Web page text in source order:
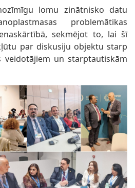
lomu zinātnisko datu
problemātikas
sekmējot to, lai šī
par diskusiju objektu starp
veidotājiem un starptautiskām